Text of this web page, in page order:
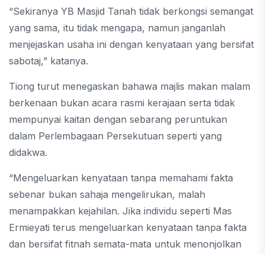
“Sekiranya YB Masjid Tanah tidak berkongsi semangat
yang sama, itu tidak mengapa, namun janganlah
menjejaskan usaha ini dengan kenyataan yang bersifat
sabotaj,” katanya.
Tiong turut menegaskan bahawa majlis makan malam
berkenaan bukan acara rasmi kerajaan serta tidak
mempunyai kaitan dengan sebarang peruntukan
dalam Perlembagaan Persekutuan seperti yang
didakwa.
“Mengeluarkan kenyataan tanpa memahami fakta
sebenar bukan sahaja mengelirukan, malah
menampakkan kejahilan. Jika individu seperti Mas
Ermieyati terus mengeluarkan kenyataan tanpa fakta
dan bersifat fitnah semata-mata untuk menonjolkan